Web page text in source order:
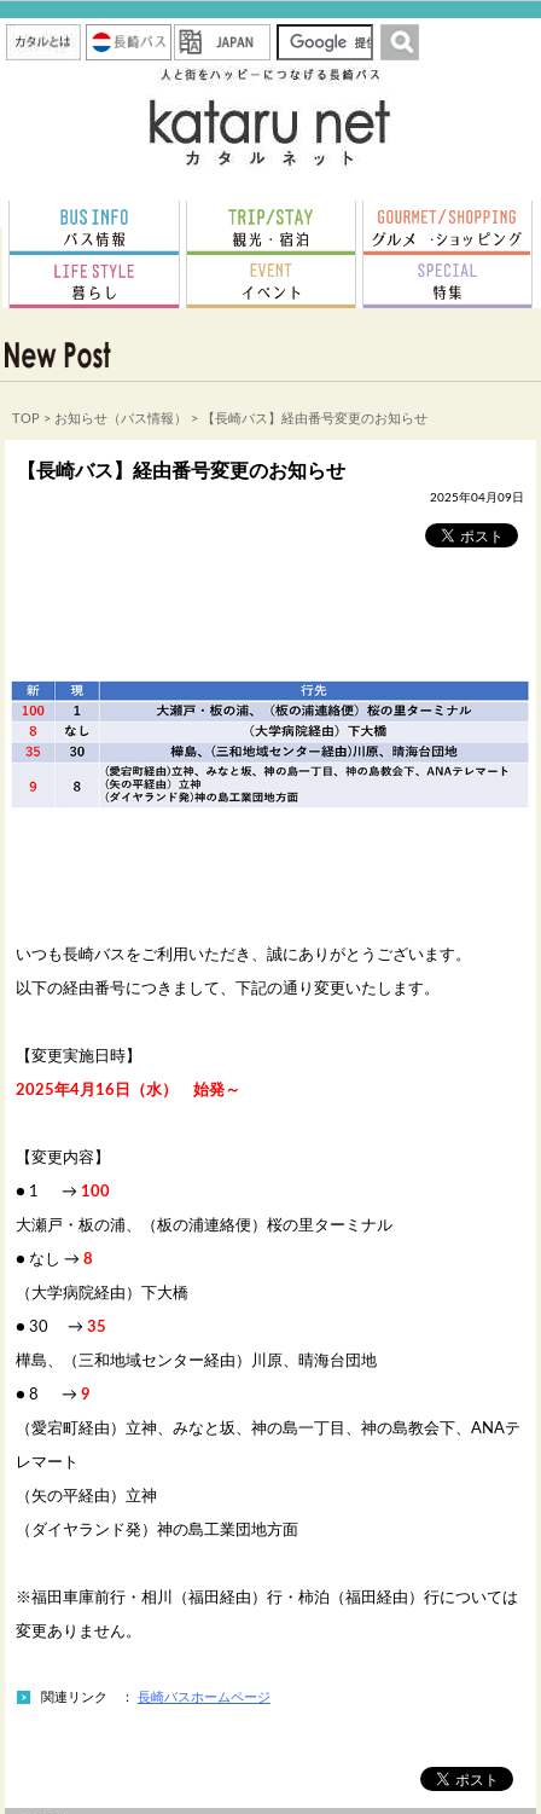
TOP > お知らせ（バス情報） > 【長崎バス】経由番号変更のお知らせ
【長崎バス】経由番号変更のお知らせ
2025年04月09日
いつも長崎バスをご利用いただき、誠にありがとうございます。
以下の経由番号につきまして、下記の通り変更いたします。
【変更実施日時】
2025年4月16日（水） 始発～
【変更内容】
● 1 → 100
大瀬戸・板の浦、（板の浦連絡便）桜の里ターミナル
● なし →8
（大学病院経由）下大橋
● 30 →35
樺島、（三和地域センター経由）川原、晴海台団地
● 8 →9
（愛宕町経由）立神、みなと坂、神の島一丁目、神の島教会下、ANAテ
レマート
（矢の平経由）立神
（ダイヤランド発）神の島工業団地方面
※福田車庫前行・相川（福田経由）行・柿泊（福田経由）行については
変更ありません。
関連リンク ： 長崎バスホームページ